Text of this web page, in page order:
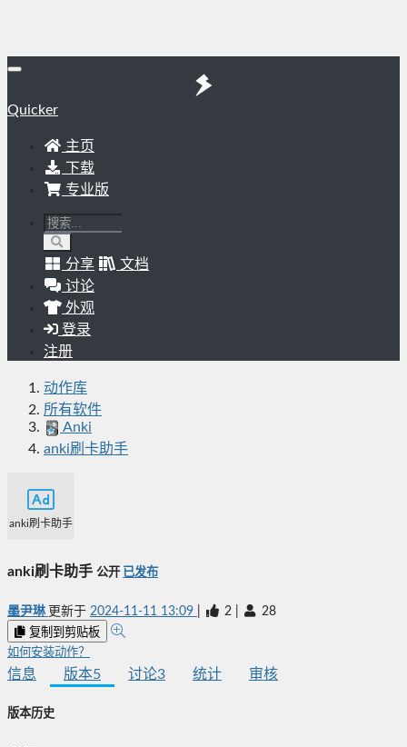
Quicker
主页
下载
专业版
分享
文档
讨论
外观
登录
注册
动作库
所有软件
Anki
anki刷卡助手
anki刷卡助手
anki刷卡助手 公开 已发布
墨尹琳 更新于 2024-11-11 13:09 2 28
复制到剪贴板
如何安装动作？
信息 版本5 讨论3 统计 审核
版本历史